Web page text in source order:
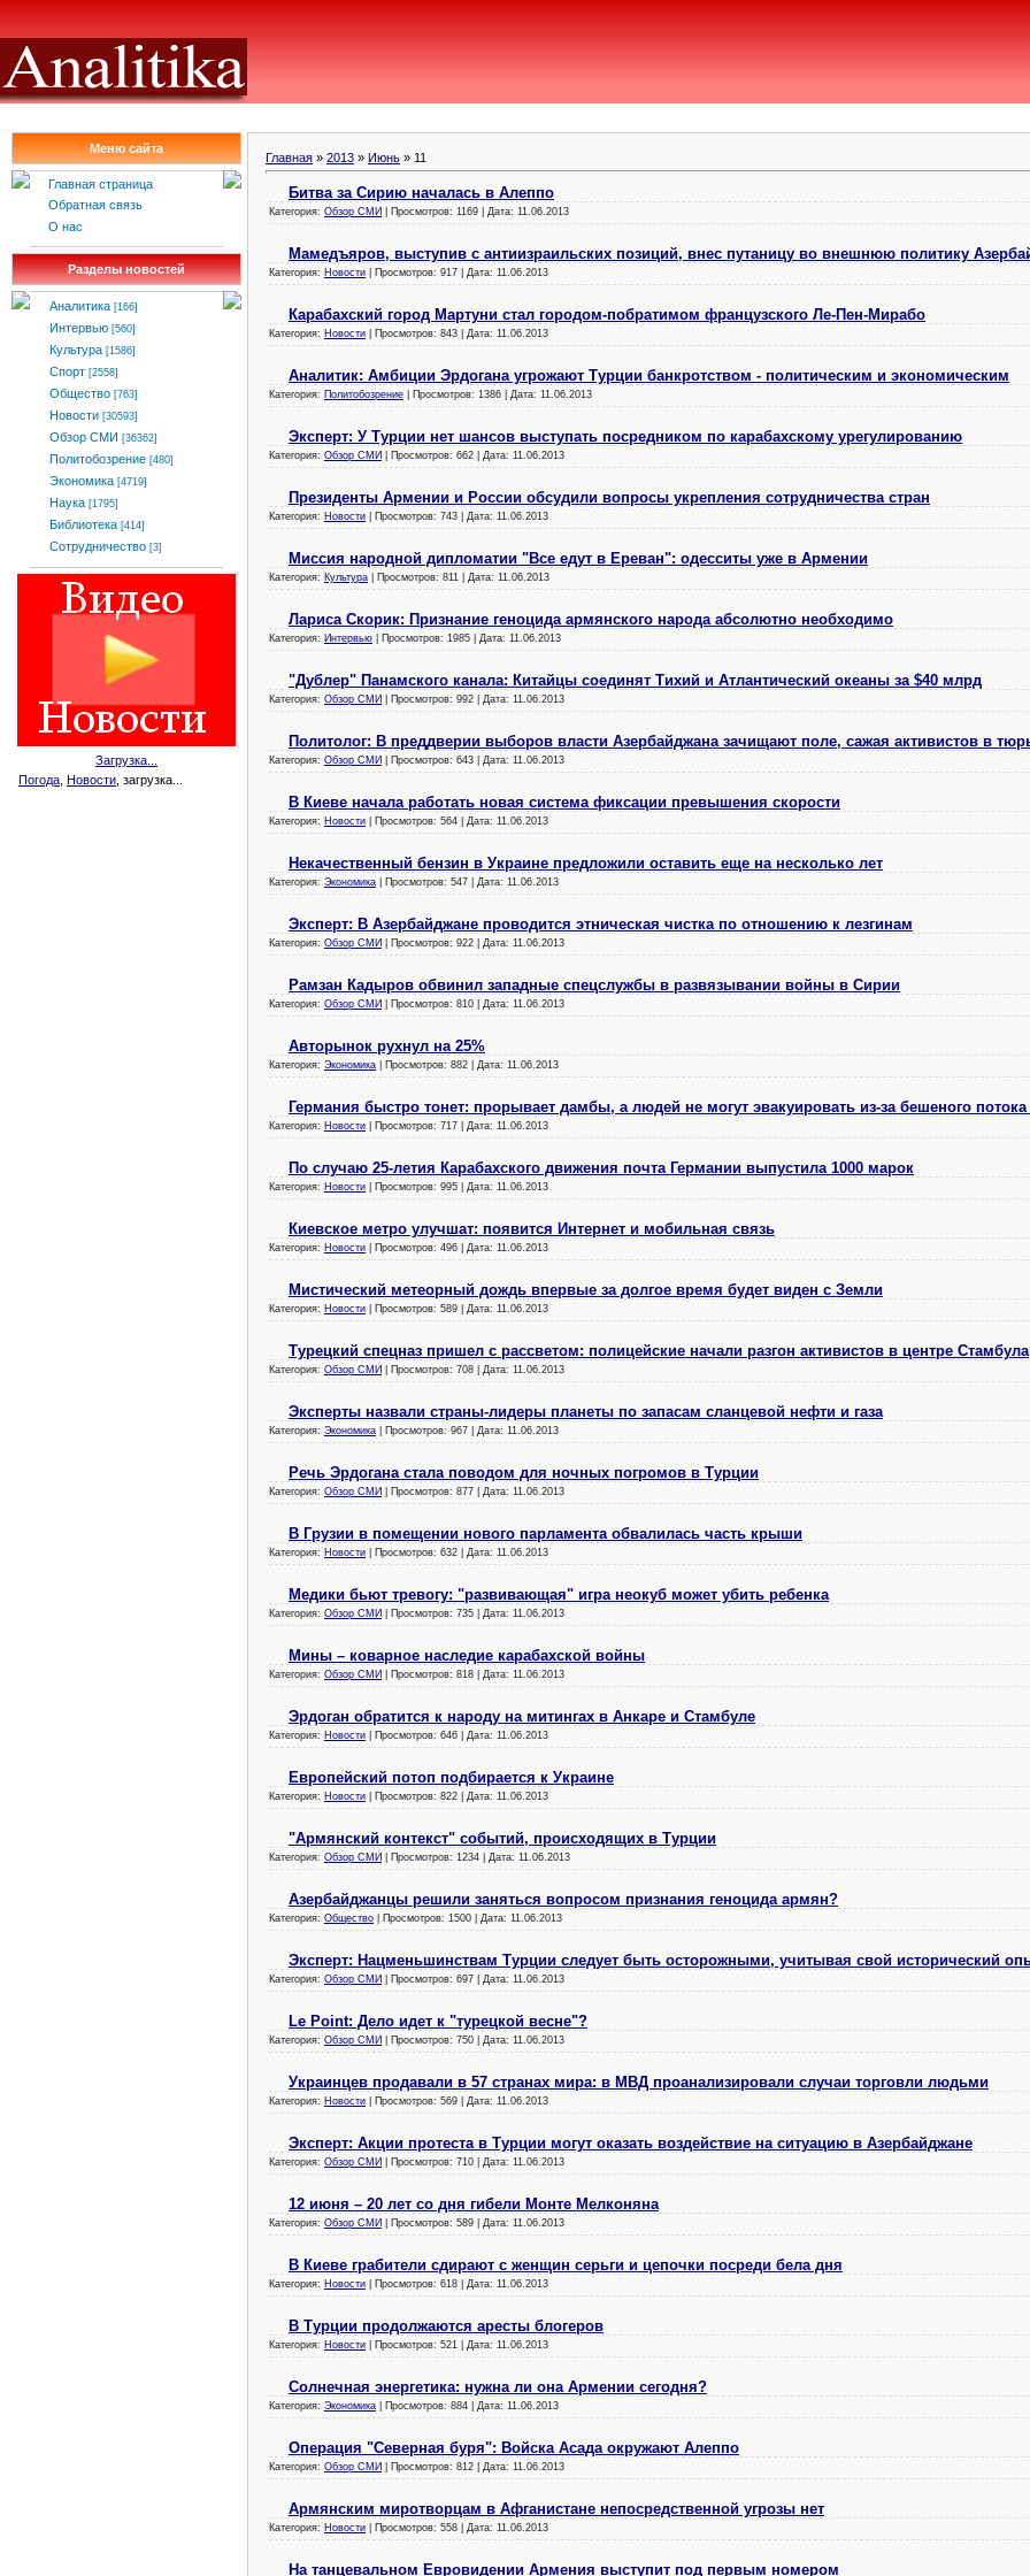
Меню сайта
Главная страница
Обратная связь
О нас
Разделы новостей
Аналитика [166]
Интервью [560]
Культура [1586]
Спорт [2558]
Общество [763]
Новости [30593]
Обзор СМИ [36362]
Политобозрение [480]
Экономика [4719]
Наука [1795]
Библиотека [414]
Сотрудничество [3]
Загрузка...
Погода Новости , загрузка...
Главная » 2013 » Июнь » 11
Битва за Сирию началась в Алеппо
Категория: Обзор СМИ | Просмотров: 1169 | Дата: 11.06.2013
Мамедъяров, выступив с антиизраильских позиций, внес путаницу во внешнюю политику
Категория: Новости | Просмотров: 917 | Дата: 11.06.2013
Карабахский город Мартуни стал городом-побратимом французского Ле-Пен-Мирабо
Категория: Новости | Просмотров: 843 | Дата: 11.06.2013
Аналитик: Амбиции Эрдогана угрожают Турции банкротством - политическим и экономическим
Категория: Политобозрение | Просмотров: 1386 | Дата: 11.06.2013
Эксперт: У Турции нет шансов выступать посредником по карабахскому урегулированию
Категория: Обзор СМИ | Просмотров: 662 | Дата: 11.06.2013
Президенты Армении и России обсудили вопросы укрепления сотрудничества стран
Категория: Новости | Просмотров: 743 | Дата: 11.06.2013
Миссия народной дипломатии "Все едут в Ереван": одесситы уже в Армении
Категория: Культура | Просмотров: 811 | Дата: 11.06.2013
Лариса Скорик: Признание геноцида армянского народа абсолютно необходимо
Категория: Интервью | Просмотров: 1985 | Дата: 11.06.2013
"Дублер" Панамского канала: Китайцы соединят Тихий и Атлантический океаны за $40 млрд
Категория: Обзор СМИ | Просмотров: 992 | Дата: 11.06.2013
Политолог: В преддверии выборов власти Азербайджана зачищают поле, сажая активистов в
Категория: Обзор СМИ | Просмотров: 643 | Дата: 11.06.2013
В Киеве начала работать новая система фиксации превышения скорости
Категория: Новости | Просмотров: 564 | Дата: 11.06.2013
Некачественный бензин в Украине предложили оставить еще на несколько лет
Категория: Экономика | Просмотров: 547 | Дата: 11.06.2013
Эксперт: В Азербайджане проводится этническая чистка по отношению к лезгинам
Категория: Обзор СМИ | Просмотров: 922 | Дата: 11.06.2013
Рамзан Кадыров обвинил западные спецслужбы в развязывании войны в Сирии
Категория: Обзор СМИ | Просмотров: 810 | Дата: 11.06.2013
Авторынок рухнул на 25%
Категория: Экономика | Просмотров: 882 | Дата: 11.06.2013
Германия быстро тонет: прорывает дамбы, а людей не могут эвакуировать из-за бешеного
Категория: Новости | Просмотров: 717 | Дата: 11.06.2013
По случаю 25-летия Карабахского движения почта Германии выпустила 1000 марок
Категория: Новости | Просмотров: 995 | Дата: 11.06.2013
Киевское метро улучшат: появится Интернет и мобильная связь
Категория: Новости | Просмотров: 496 | Дата: 11.06.2013
Мистический метеорный дождь впервые за долгое время будет виден с Земли
Категория: Новости | Просмотров: 589 | Дата: 11.06.2013
Турецкий спецназ пришел с рассветом: полицейские начали разгон активистов в центре Стамбула
Категория: Обзор СМИ | Просмотров: 708 | Дата: 11.06.2013
Эксперты назвали страны-лидеры планеты по запасам сланцевой нефти и газа
Категория: Экономика | Просмотров: 967 | Дата: 11.06.2013
Речь Эрдогана стала поводом для ночных погромов в Турции
Категория: Обзор СМИ | Просмотров: 877 | Дата: 11.06.2013
В Грузии в помещении нового парламента обвалилась часть крыши
Категория: Новости | Просмотров: 632 | Дата: 11.06.2013
Медики бьют тревогу: "развивающая" игра неокуб может убить ребенка
Категория: Обзор СМИ | Просмотров: 735 | Дата: 11.06.2013
Мины – коварное наследие карабахской войны
Категория: Обзор СМИ | Просмотров: 818 | Дата: 11.06.2013
Эрдоган обратится к народу на митингах в Анкаре и Стамбуле
Категория: Новости | Просмотров: 646 | Дата: 11.06.2013
Европейский потоп подбирается к Украине
Категория: Новости | Просмотров: 822 | Дата: 11.06.2013
"Армянский контекст" событий, происходящих в Турции
Категория: Обзор СМИ | Просмотров: 1234 | Дата: 11.06.2013
Азербайджанцы решили заняться вопросом признания геноцида армян?
Категория: Общество | Просмотров: 1500 | Дата: 11.06.2013
Эксперт: Нацменьшинствам Турции следует быть осторожными, учитывая свой исторический
Категория: Обзор СМИ | Просмотров: 697 | Дата: 11.06.2013
Le Point: Дело идет к "турецкой весне"?
Категория: Обзор СМИ | Просмотров: 750 | Дата: 11.06.2013
Украинцев продавали в 57 странах мира: в МВД проанализировали случаи торговли людьми
Категория: Новости | Просмотров: 569 | Дата: 11.06.2013
Эксперт: Акции протеста в Турции могут оказать воздействие на ситуацию в Азербайджане
Категория: Обзор СМИ | Просмотров: 710 | Дата: 11.06.2013
12 июня – 20 лет со дня гибели Монте Мелконяна
Категория: Обзор СМИ | Просмотров: 589 | Дата: 11.06.2013
В Киеве грабители сдирают с женщин серьги и цепочки посреди бела дня
Категория: Новости | Просмотров: 618 | Дата: 11.06.2013
В Турции продолжаются аресты блогеров
Категория: Новости | Просмотров: 521 | Дата: 11.06.2013
Солнечная энергетика: нужна ли она Армении сегодня?
Категория: Экономика | Просмотров: 884 | Дата: 11.06.2013
Операция "Северная буря": Войска Асада окружают Алеппо
Категория: Обзор СМИ | Просмотров: 812 | Дата: 11.06.2013
Армянским миротворцам в Афганистане непосредственной угрозы нет
Категория: Новости | Просмотров: 558 | Дата: 11.06.2013
На танцевальном Евровидении Армения выступит под первым номером